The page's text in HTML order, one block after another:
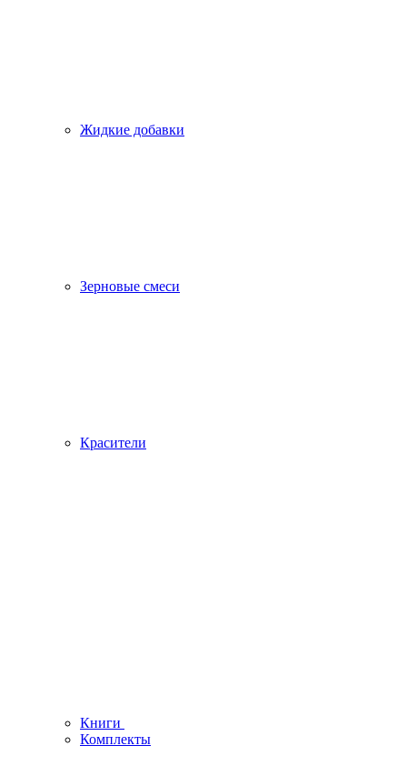
Жидкие добавки
Зерновые смеси
Красители
Книги
Комплекты